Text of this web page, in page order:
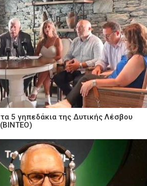
5 γηπεδάκια της Δυτικής Λέσβου